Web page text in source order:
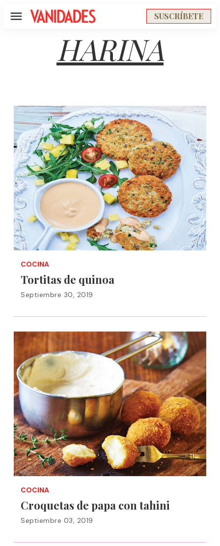
Menú SUSCRÍBETE
HARINA
COCINA
Tortitas de quinoa
Septiembre 30, 2019
COCINA
Croquetas de papa con tahini
Septiembre 03, 2019